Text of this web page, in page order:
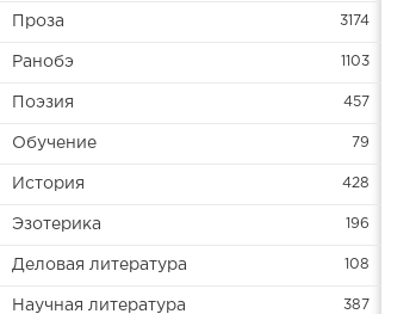
Проза 3174
Ранобэ 1103
Поэзия 457
Обучение 79
История 428
Эзотерика 196
Деловая литература 108
Научная литература 387